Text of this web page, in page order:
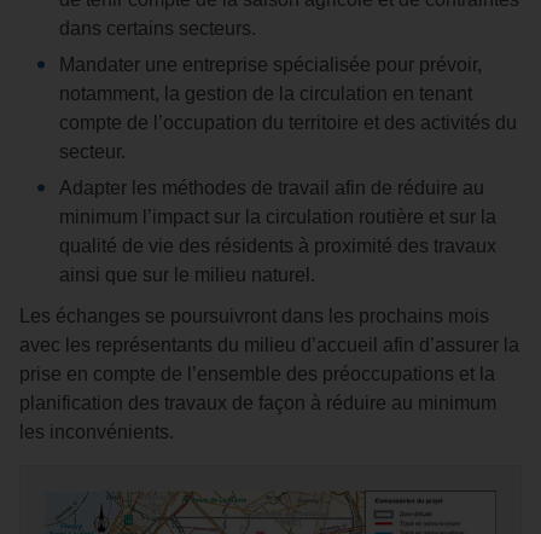
dans certains secteurs.
Mandater une entreprise spécialisée pour prévoir,
notamment, la gestion de la circulation en tenant
compte de l’occupation du territoire et des activités du
secteur.
Adapter les méthodes de travail afin de réduire au
minimum l’impact sur la circulation routière et sur la
qualité de vie des résidents à proximité des travaux
ainsi que sur le milieu naturel.
Les échanges se poursuivront dans les prochains mois
avec les représentants du milieu d’accueil afin d’assurer la
prise en compte de l’ensemble des préoccupations et la
planification des travaux de façon à réduire au minimum
les inconvénients.